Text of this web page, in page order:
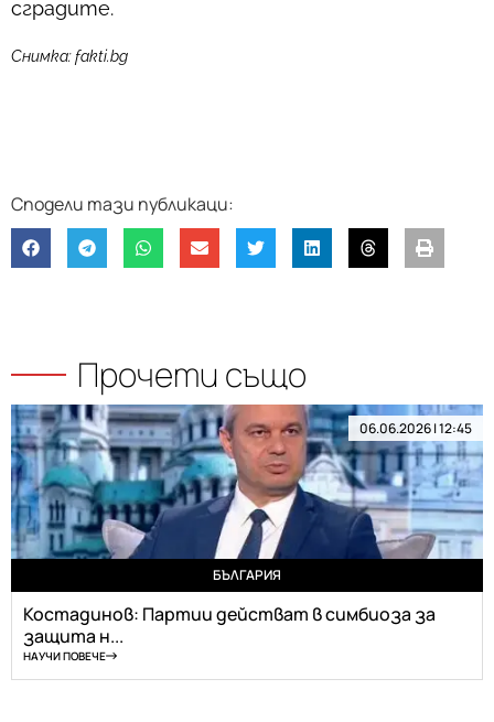
сградите.
Снимка: fakti.bg
Прочети също
06.06.2026 | 12:45
БЪЛГАРИЯ
Костадинов: Партии действат в симбиоза за
защита н...
НАУЧИ ПОВЕЧЕ